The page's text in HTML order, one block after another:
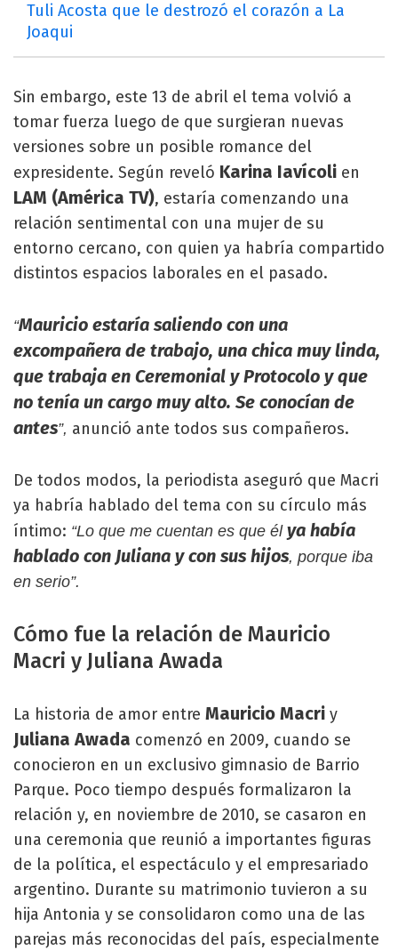
Tuli Acosta que le destrozó el corazón a La
Joaqui
Sin embargo, este 13 de abril el tema volvió a
tomar fuerza luego de que surgieran nuevas
versiones sobre un posible romance del
expresidente. Según reveló Karina Iavícoli en
LAM (América TV), estaría comenzando una
relación sentimental con una mujer de su
entorno cercano, con quien ya habría compartido
distintos espacios laborales en el pasado.
“Mauricio estaría saliendo con una
excompañera de trabajo, una chica muy linda,
que trabaja en Ceremonial y Protocolo y que
no tenía un cargo muy alto. Se conocían de
antes”, anunció ante todos sus compañeros.
De todos modos, la periodista aseguró que Macri
ya habría hablado del tema con su círculo más
íntimo: “Lo que me cuentan es que él ya había
hablado con Juliana y con sus hijos, porque iba
en serio”.
Cómo fue la relación de Mauricio
Macri y Juliana Awada
La historia de amor entre Mauricio Macri y
Juliana Awada comenzó en 2009, cuando se
conocieron en un exclusivo gimnasio de Barrio
Parque. Poco tiempo después formalizaron la
relación y, en noviembre de 2010, se casaron en
una ceremonia que reunió a importantes figuras
de la política, el espectáculo y el empresariado
argentino. Durante su matrimonio tuvieron a su
hija Antonia y se consolidaron como una de las
parejas más reconocidas del país, especialmente